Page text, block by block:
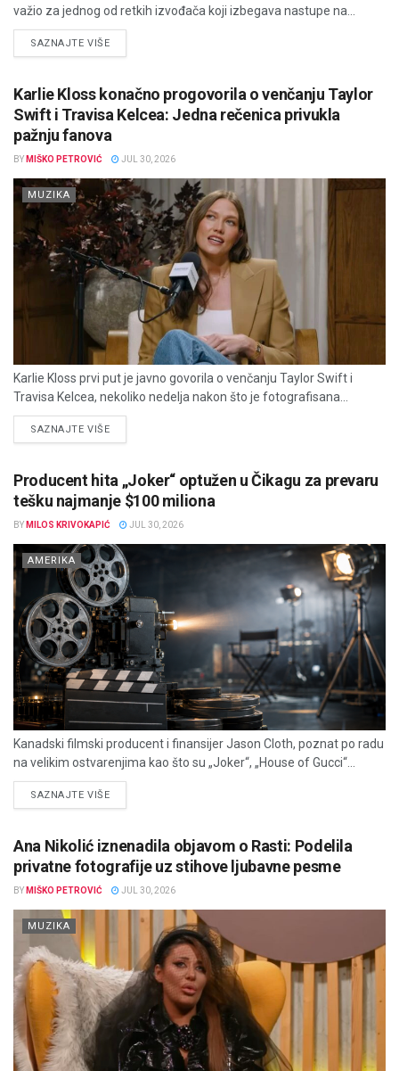
važio za jednog od retkih izvođača koji izbegava nastupe na...
SAZNAJTE VIŠEDETAILS
Karlie Kloss konačno progovorila o venčanju Taylor
Swift i Travisa Kelcea: Jedna rečenica privukla
pažnju fanova
BY MIŠKO PETROVIĆ JUL 30, 2026
MUZIKA
Karlie Kloss prvi put je javno govorila o venčanju Taylor Swift i
Travisa Kelcea, nekoliko nedelja nakon što je fotografisana...
SAZNAJTE VIŠEDETAILS
Producent hita „Joker“ optužen u Čikagu za prevaru
tešku najmanje $100 miliona
BY MILOS KRIVOKAPIĆ JUL 30, 2026
AMERIKA
Kanadski filmski producent i finansijer Jason Cloth, poznat po radu
na velikim ostvarenjima kao što su „Joker“, „House of Gucci“...
SAZNAJTE VIŠEDETAILS
Ana Nikolić iznenadila objavom o Rasti: Podelila
privatne fotografije uz stihove ljubavne pesme
BY MIŠKO PETROVIĆ JUL 30, 2026
MUZIKA